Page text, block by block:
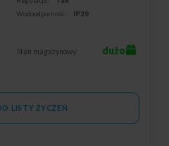
Wodoodporność:
IP20
Stan magazynowy: dużo
LISTY ŻYCZEŃ